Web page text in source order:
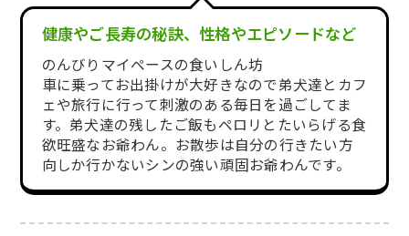
健康やご長寿の秘訣、性格やエピソードなど
のんびりマイペースの食いしん坊
車に乗ってお出掛けが大好きなので弟犬達とカフ
ェや旅行に行って刺激のある毎日を過ごしてま
す。弟犬達の残したご飯もペロリとたいらげる食
欲旺盛なお爺わん。お散歩は自分の行きたい方
向しか行かないシンの強い頑固お爺わんです。